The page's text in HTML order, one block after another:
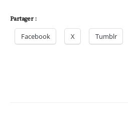
Partager :
Facebook X Tumblr